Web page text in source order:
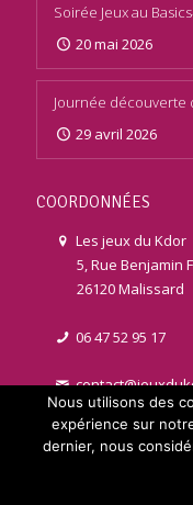
Soirée Jeux au
20 mai 2026
Journée découverte
29 avril 2026
COORDONNÉES
Les jeux du Kdor
5, Rue Benjamin
26120 Malissard
06 47 52 95 17
© 2021 jeuxdukdor.fr
Nous utilisons des
expérience sur
dernier, nous